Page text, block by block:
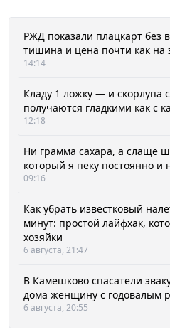
РЖД показали плацкарт без
тишина и цена почти как на
14:14
Кладу 1 ложку — и скорлупа
получаются гладкими как с
12:18
Ни грамма сахара, а слаще
который я пеку постоянно и
09:16
Как убрать известковый
минут: простой лайфхак,
хозяйки
6 августа, 21:47
В Камешково спасатели
дома женщину с годовалым
6 августа, 20:55